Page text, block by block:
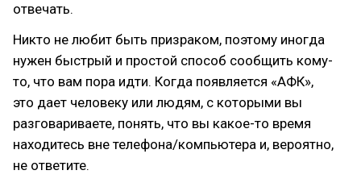
отвечать.
Никто не любит быть призраком, поэтому иногда
нужен быстрый и простой способ сообщить кому-
то, что вам пора идти. Когда появляется «АФК»,
это дает человеку или людям, с которыми вы
разговариваете, понять, что вы какое-то время
находитесь вне телефона/компьютера и, вероятно,
не ответите.